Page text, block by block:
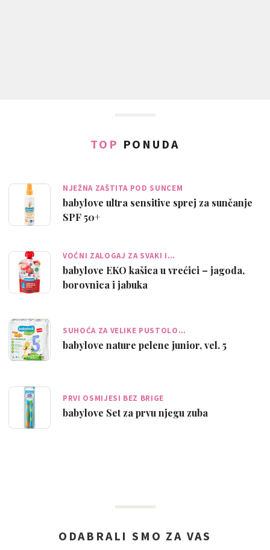
TOP PONUDA
NJEŽNA ZAŠTITA POD SUNCEM
babylove ultra sensitive sprej za sunčanje
SPF 50+
VOĆNI ZALOGAJ ZA SVAKI I…
babylove EKO kašica u vrećici – jagoda,
borovnica i jabuka
SUHOĆA ZA VELIKE PUSTOLO…
babylove nature pelene junior, vel. 5
PRVI OSMIJESI BEZ BRIGE
babylove Set za prvu njegu zuba